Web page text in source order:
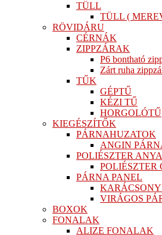
TÜLL
TÜLL (
RÖVIDÁRU
CÉRNÁK
ZIPPZÁRAK
P6 bontható
Zárt ruha
TŰK
GÉPTŰ
KÉZI TŰ
HORGOLÓTŰ
KIEGÉSZÍTŐK
PÁRNAHUZATOK
ANGIN
POLIÉSZTER
POLIÉSZTER
PÁRNA PANEL
VIRÁGOS
BOXOK
FONALAK
ALIZE FONALAK